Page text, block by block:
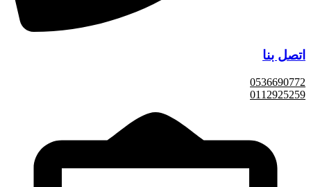
اتصل بنا
0536690772
0112925259